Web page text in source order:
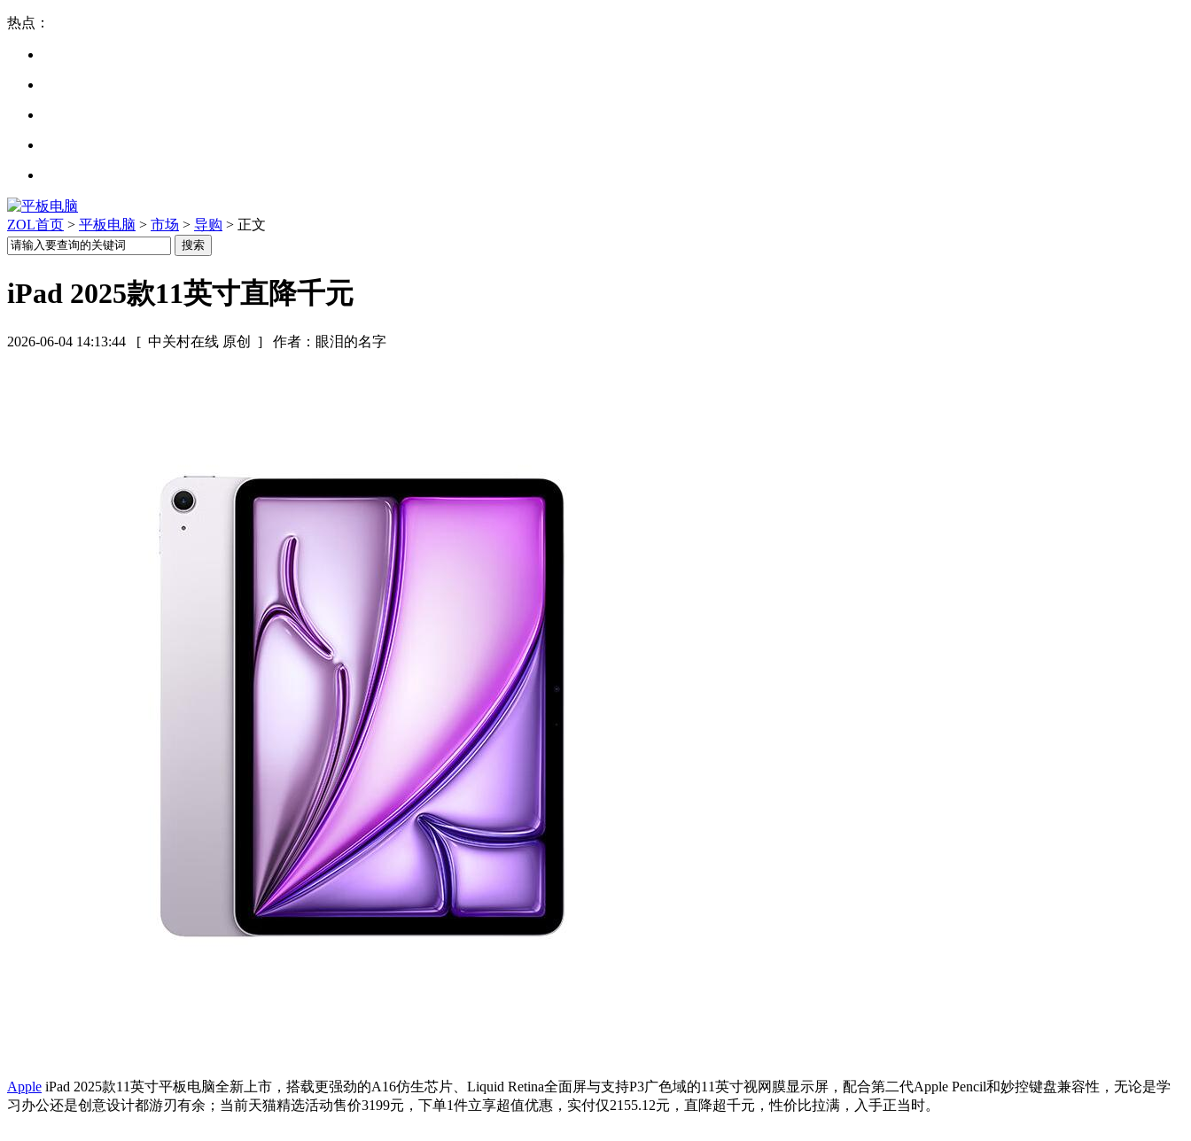
热点：
ZOL首页 > 平板电脑 > 市场 > 导购 > 正文
iPad 2025款11英寸直降千元
2026-06-04 14:13:44 [ 中关村在线 原创 ] 作者：眼泪的名字
Apple iPad 2025款11英寸平板电脑全新上市，搭载更强劲的A16仿生芯片、Liquid Retina全面屏与支持P3广色域的11英寸视网膜显示屏，配合第二代Apple Pencil和妙控键盘兼容性，无论是学
习办公还是创意设计都游刃有余；当前天猫精选活动售价3199元，下单1件立享超值优惠，实付仅2155.12元，直降超千元，性价比拉满，入手正当时。